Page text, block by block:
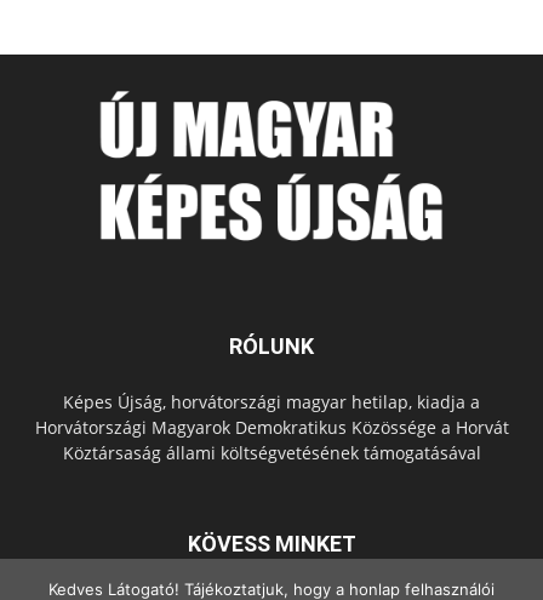
RÓLUNK
Képes Újság, horvátországi magyar hetilap, kiadja a
Horvátországi Magyarok Demokratikus Közössége a Horvát
Köztársaság állami költségvetésének támogatásával
KÖVESS MINKET
Kedves Látogató! Tájékoztatjuk, hogy a honlap felhasználói